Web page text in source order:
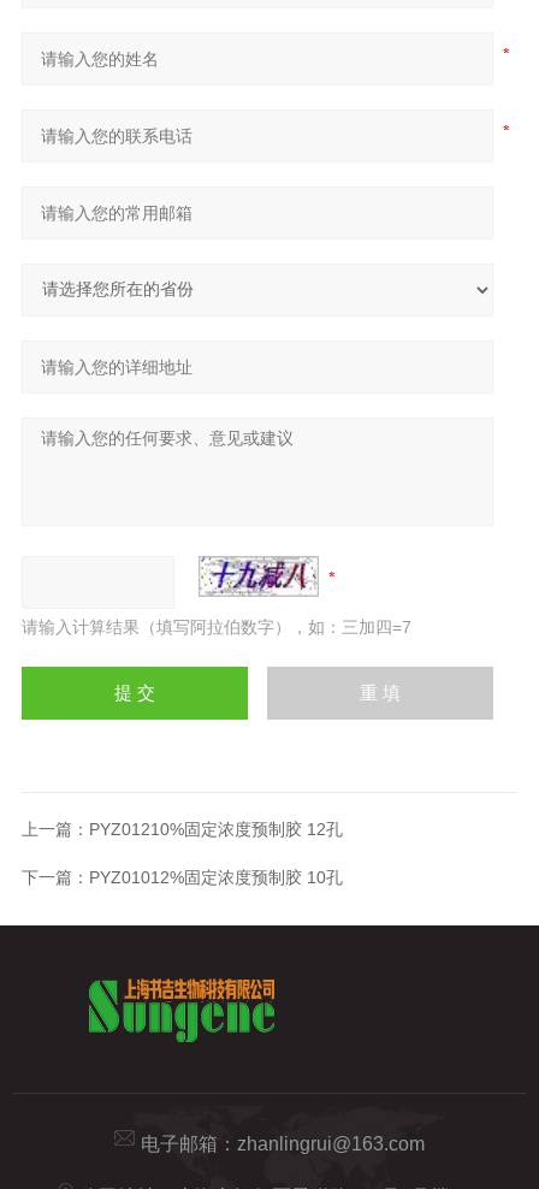
请输入计算结果（填写阿拉伯数字），如：三加四=7
上一篇： PYZ01210%固定浓度预制胶 12孔
下一篇： PYZ01012%固定浓度预制胶 10孔
电子邮箱： zhanlingrui@163.com